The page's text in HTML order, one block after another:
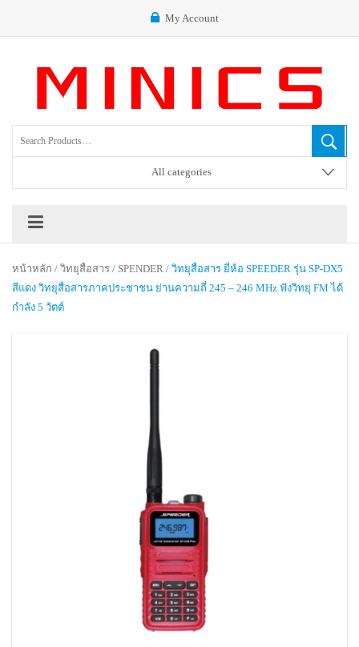
My Account
All categories
หน้าหลัก / วิทยุสื่อสาร / SPENDER / วิทยุสื่อสาร ยี่ห้อ SPEEDER รุ่น SP-DX5
สีแดง วิทยุสื่อสารภาคประชาชน ย่านความถี่ 245 – 246 MHz ฟังวิทยุ FM ได้
กำลัง 5 วัตต์